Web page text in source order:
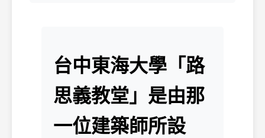
台中東海大學「路
思義教堂」是由那
一位建築師所設